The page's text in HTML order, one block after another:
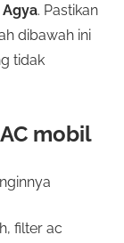
. Pastikan
dibawah ini
tidak
mobil
filter ac